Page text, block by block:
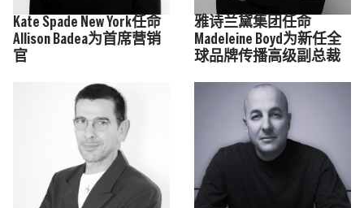
Kate Spade New York任命
Allison Badea为首席营销
官
雅诗兰黛集团任命
Madeleine Boyd为新任全
球品牌传播高级副总裁